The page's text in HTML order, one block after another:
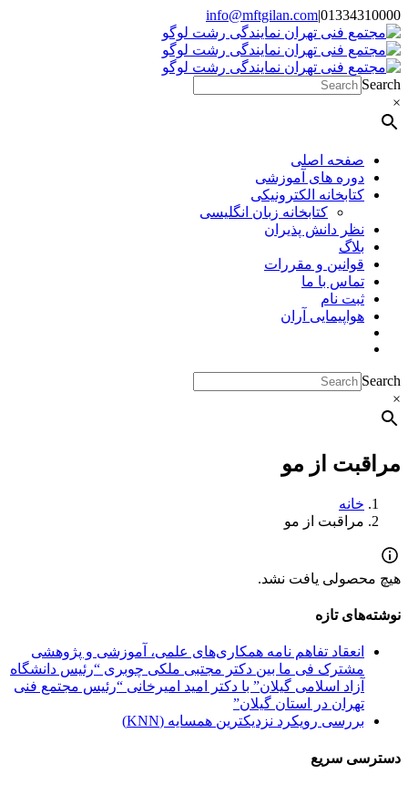
Skip
to
content
01334310000
|
info@mftgilan.com
Instagram
LinkedIn
Search
×
صفحه اصلی
دوره های آموزشی
کتابخانه الکترونیکی
کتابخانه زبان انگلیسی
نظر دانش پذیران
بلاگ
قوانین و مقررات
تماس با ما
ثبت نام
هواپیمایی آران
Search
×
مراقبت از مو
خانه
مراقبت از مو
هیچ محصولی یافت نشد.
نوشته‌های تازه
انعقاد تفاهم نامه همکاری‌های علمی، آموزشی و پژوهشی
مشترک فی ما بین دکتر مجتبی ملکی چوبری “رئیس دانشگاه
آزاد اسلامی گیلان” با دکتر امید امیرخانی “رئیس مجتمع فنی
تهران در استان گیلان”
بررسی رویکرد نزدیکترین همسایه (KNN)
دسترسی سریع